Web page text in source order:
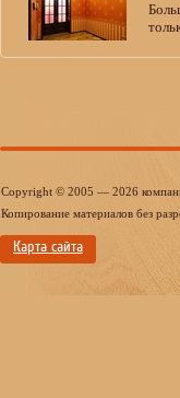
Copyright © 2005 — 2026
Копирование материалов без
Карта сайта